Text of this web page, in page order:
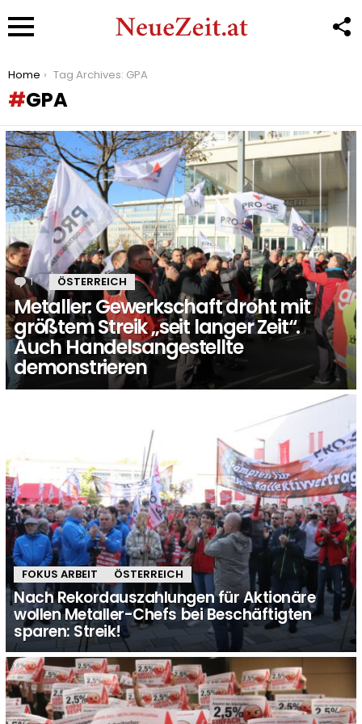
You are here:
Home Tag Archives: GPA
GPA
LATEST
STORIES
1 Kommentar
ÖSTERREICH
Metaller: Gewerkschaft droht mit
größtem Streik „seit langer Zeit“.
Auch Handelsangestellte
demonstrieren
FOKUS ARBEIT ÖSTERREICH
Nach Rekordauszahlungen für Aktionäre
wollen Metaller-Chefs bei Beschäftigten
sparen: Streik!